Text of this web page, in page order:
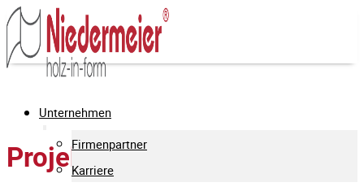
Unternehmen
Firmenpartner
Karriere
Projekt ICE 3 Neo